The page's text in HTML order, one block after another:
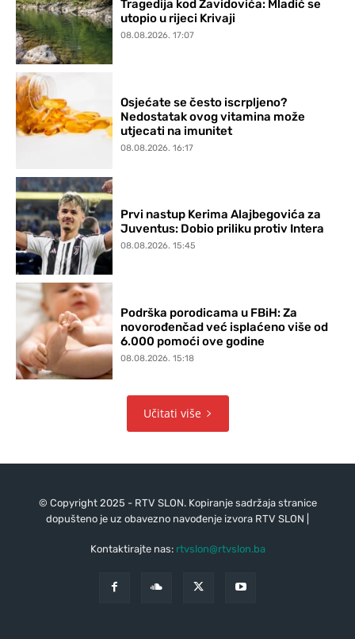
Tragedija kod Zavidovića: Mladić se
utopio u rijeci Krivaji
08.08.2026. 17:07
Osjećate se često iscrpljeno?
Nedostatak ovog vitamina može
utjecati na imunitet
08.08.2026. 16:17
Prvi nastup Kerima Alajbegovića za
Juventus: Dobio priliku protiv Intera
08.08.2026. 15:45
Podrška porodicama u FBiH: Za
novorođenčad već isplaćeno više od
6.000 pomoći ove godine
08.08.2026. 15:18
Učitati više
© Copyright 2025 - RTV SLON. Kopiranje sadržaja stranice
dopušteno je uz obavezno navođenje izvora RTV SLON |
Kontaktirajte nas: rtvslon@rtvslon.ba